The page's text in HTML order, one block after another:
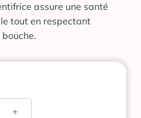
assure une santé
tout en respectant
+